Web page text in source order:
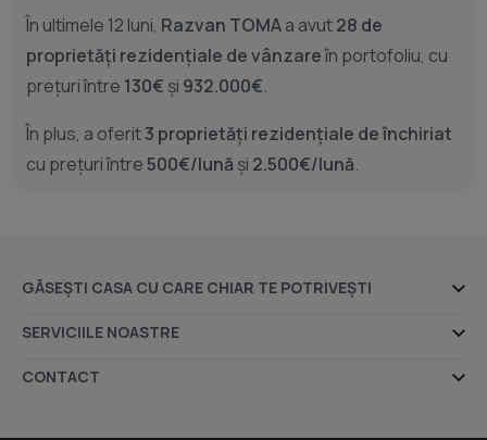
În ultimele 12 luni, Razvan TOMAa avut28 de
proprietăți rezidențiale de vânzareîn portofoliu, cu
prețuri între 130€ și 932.000€.
În plus, a oferit3 proprietăți rezidențiale de închiriat
cu prețuri între500€/lună și 2.500€/lună.
GĂSEȘTI CASA CU CARE CHIAR TE POTRIVEȘTI
Ansambluri rezidențiale
Dezvoltatori imobiliari
SERVICIILE NOASTRE
Despre noi
CONTACT